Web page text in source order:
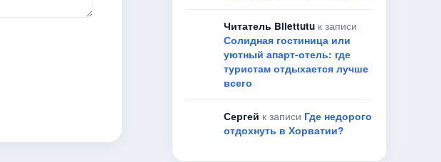
Читатель Bilettutu к записи
Солидная гостиница или
уютный апарт-отель: где
туристам отдыхается лучше
всего
Сергей к записи Где недорого
отдохнуть в Хорватии?